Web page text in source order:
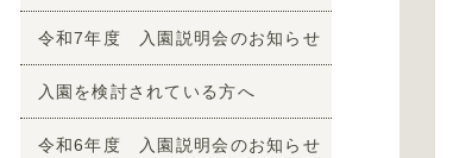
令和7年度 入園説明会のお知らせ
入園を検討されている方へ
令和6年度 入園説明会のお知らせ